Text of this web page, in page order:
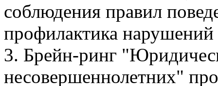
соблюдения правил
профилактика
3. Брейн-ринг
несовершеннолетних"